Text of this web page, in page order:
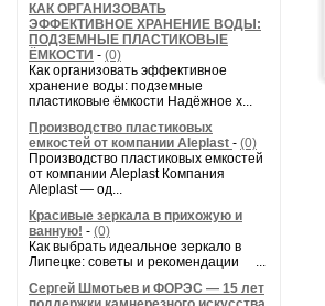
КАК ОРГАНИЗОВАТЬ
ЭФФЕКТИВНОЕ ХРАНЕНИЕ ВОДЫ:
ПОДЗЕМНЫЕ ПЛАСТИКОВЫЕ
ЁМКОСТИ - (0)
Как организовать эффективное
хранение воды: подземные
пластиковые ёмкости Надёжное х...
Производство пластиковых
емкостей от компании Aleplast - (0)
Производство пластиковых емкостей
от компании Aleplast Компания
Aleplast — од...
Красивые зеркала в прихожую и
ванную! - (0)
Как выбрать идеальное зеркало в
Липецке: советы и рекомендации ...
Сергей Шмотьев и ФОРЭС — 15 лет